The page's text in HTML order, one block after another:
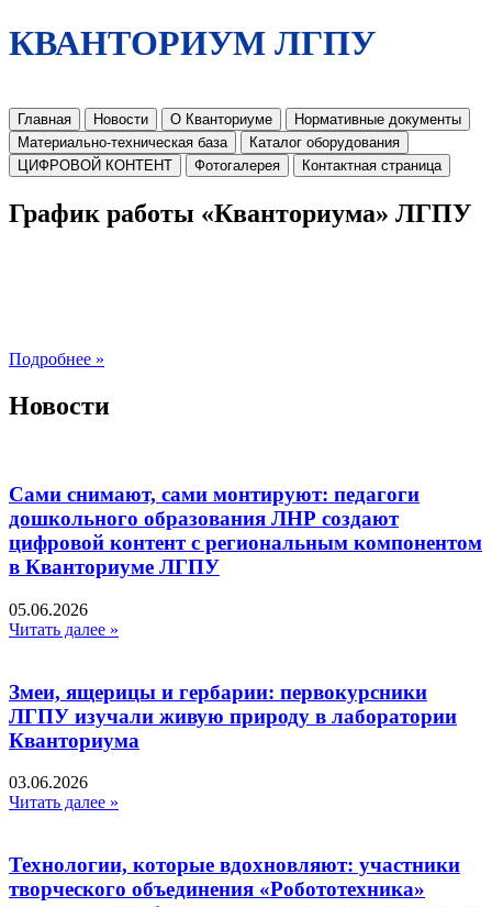
КВАНТОРИУМ ЛГПУ
Главная Новости О Кванториуме
Нормативные документы
Материально-техническая база
Каталог оборудования
ЦИФРОВОЙ КОНТЕНТ
Фотогалерея Контактная страница
График работы «Кванториума» ЛГПУ
Подробнее »
Новости
Сами снимают, сами монтируют: педагоги
дошкольного образования ЛНР создают
цифровой контент с региональным компонентом
в Кванториуме ЛГПУ​
05.06.2026
Читать далее »
Змеи, ящерицы и гербарии: первокурсники
ЛГПУ изучали живую природу в лаборатории
Кванториума
03.06.2026
Читать далее »
Технологии, которые вдохновляют: участники
творческого объединения «Робототехника»